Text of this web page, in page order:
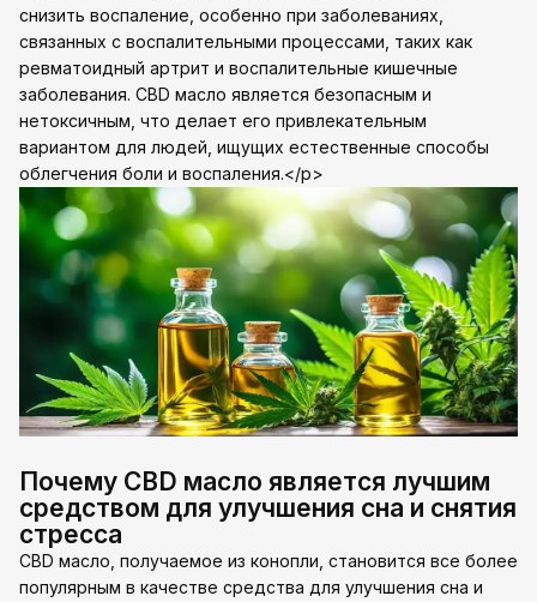
снизить воспаление, особенно при заболеваниях,
связанных с воспалительными процессами, таких как
ревматоидный артрит и воспалительные кишечные
заболевания. CBD масло является безопасным и
нетоксичным, что делает его привлекательным
вариантом для людей, ищущих естественные способы
облегчения боли и воспаления.</p>
Почему CBD масло является лучшим
средством для улучшения сна и снятия
стресса
CBD масло, получаемое из конопли, становится все более
популярным в качестве средства для улучшения сна и